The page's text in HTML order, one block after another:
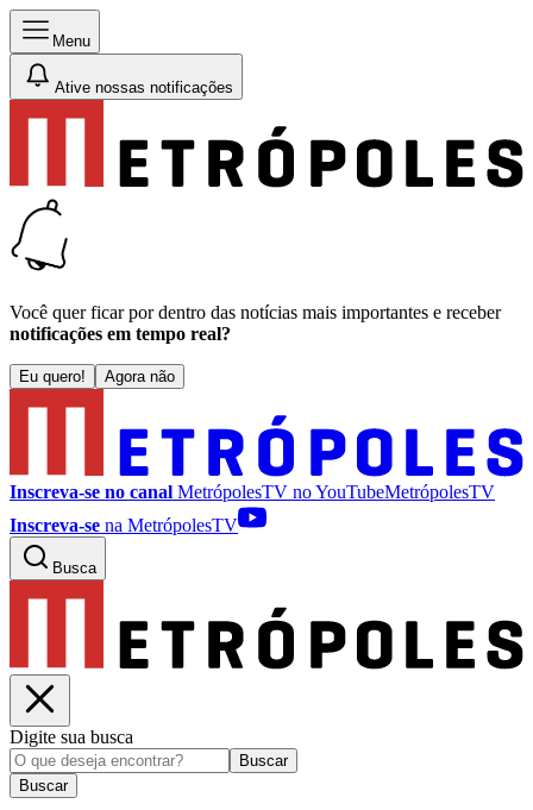
Menu
Ative nossas notificações
Você quer ficar por dentro das notícias mais importantes e receber
notificações em tempo real?
Eu quero! Agora não
Inscreva-se no canal MetrópolesTV noYouTubeMetrópolesTV
Inscreva-se na MetrópolesTV
Busca
Digite sua busca
Buscar
Buscar